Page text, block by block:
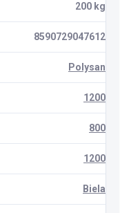
200 kg
8590729047612
Polysan
1200
800
1200
Biela